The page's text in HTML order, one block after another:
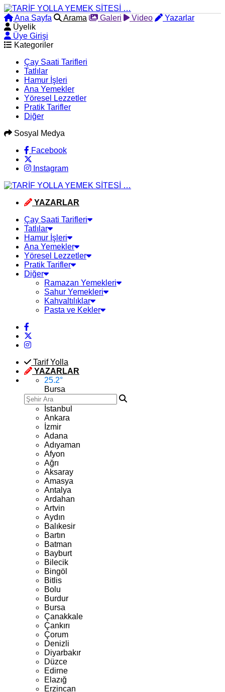
Ana Sayfa Arama Galeri Video
Yazarlar
Üyelik
Üye Girişi
Kategoriler
Çay Saati Tarifleri
Tatlılar
Hamur İşleri
Ana Yemekler
Yöresel Lezzetler
Pratik Tarifler
Diğer
Sosyal Medya
Facebook
Instagram
YAZARLAR
Çay Saati Tarifleri
Tatlılar
Hamur İşleri
Ana Yemekler
Yöresel Lezzetler
Pratik Tarifler
Diğer
Ramazan Yemekleri
Sahur Yemekleri
Kahvaltılıklar
Pasta ve Kekler
Tarif Yolla
YAZARLAR
25.2°
Bursa
İstanbul
Ankara
İzmir
Adana
Adıyaman
Afyon
Ağrı
Aksaray
Amasya
Antalya
Ardahan
Artvin
Aydın
Balıkesir
Bartın
Batman
Bayburt
Bilecik
Bingöl
Bitlis
Bolu
Burdur
Bursa
Çanakkale
Çankırı
Çorum
Denizli
Diyarbakır
Düzce
Edirne
Elazığ
Erzincan